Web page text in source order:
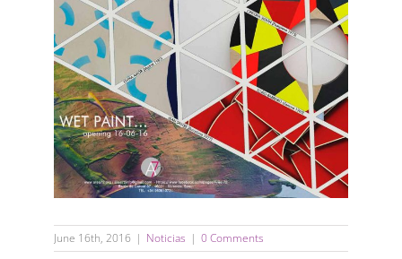
Larger
Image
June 16th, 2016 | Noticias | 0 Comments